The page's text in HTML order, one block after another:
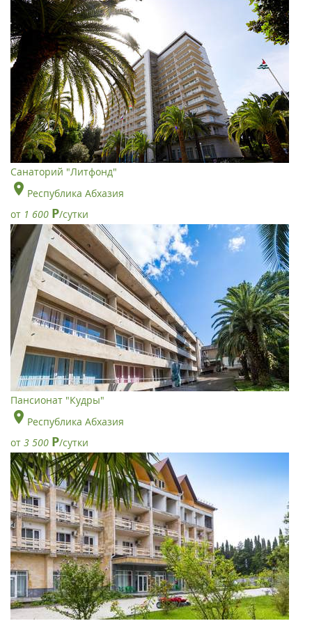
Санаторий "Литфонд"
Республика Абхазия
от 1 600 Р/сутки
Пансионат "Кудры"
Республика Абхазия
от 3 500 Р/сутки